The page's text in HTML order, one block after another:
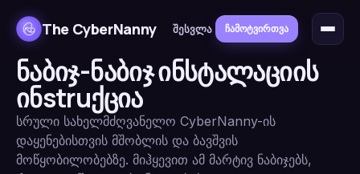
The CyberNanny შესვლა ჩამოტვირთვა
ნაბიჯ-ნაბიჯ ინსტალაციის
ინstruქცია
სრული სახელმძღვანელო CyberNanny-ის
დაყენებისთვის მშობლის და ბავშვის
მოწყობილობებზე. მიჰყევით ამ მარტივ ნაბიჯებს,